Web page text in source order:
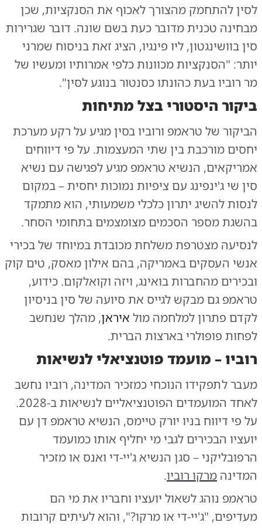
לסין להתחמק מהצורך לאכוף את הסנקציות, שכן
מבחינה טכנית מדובר כעת בשם שונה. דובר שגרירות
סין בוושינגטון, ליו פינגיו, הציג זאת בניסוח שמרני
יותר: "הסנקציות מכוונות כלפי אמרותיו ומעשיו של
מר רוביו בעת כהונתו כסנטור בנוגע לסין".
ביקור היסטורי בצל מתיחות
הביקור של טראמפ ורוביו בסין מגיע על רקע מערכת
יחסים מורכבת בין שתי המעצמות. על פי דיווחים
אמריקאים, הנשיא טראמפ מגיע לפגישה עם נשיא
סין שי ג'ינפינג עם ציפיות נמוכות יחסית – במקום
לנסות להשיג יתרון כלכלי משמעותי, הוא מתמקד
בהשגת מספר הסכמים מצומצמים בתחומי הסחר.
לנסיעה מצטרפת משלחת מכובדת במיוחד של בכירי
אנשי העסקים באמריקה, בהם אילון מאסק, טים קוק
ובכירים מהחברות בואינג, ויזה וקואלקום. כידוע,
טראמפ גם מבקש לגייס את סיועה של סין בניסיון
לקדם פתרון למלחמה מול איראן, מהלך שנחשב
לפחות פופולרי בארצות הברית.
רוביו – מועמד פוטנציאלי לנשיאות
מעבר לתפקידו הנוכחי כמזכיר המדינה, רוביו נחשב
לאחד המועמדים הפוטנציאליים לנשיאות ב-2028.
על פי דיווח בניו יורק טיימס, הנשיא טראמפ דן עם
יועציו הבכירים לגבי מי יחליף אותו כמועמד
הרפובליקני – סגן הנשיא ג'יי-די ואנס או מזכיר
המדינה מרקו רוביו.
טראמפ נוהג לשאול יועציו וחבריו את מי הם
מעדיפים, "ג'יי-די או מרקו?", והוא לעיתים קרובות